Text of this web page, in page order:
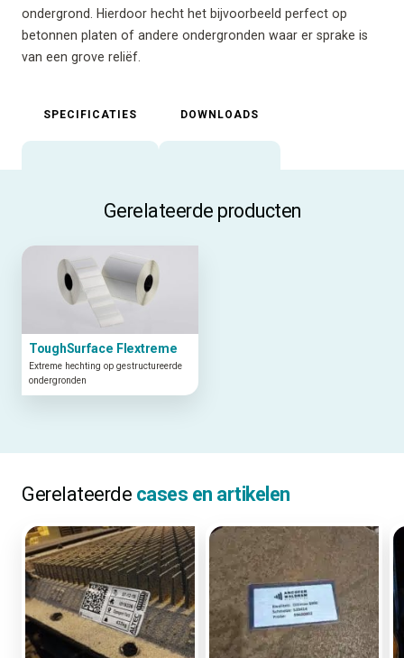
ondergrond. Hierdoor hecht het bijvoorbeeld perfect op
betonnen platen of andere ondergronden waar er sprake is
van een grove reliëf.
SPECIFICATIES DOWNLOADS
ToughSurface Flextreme
Extreme hechting op gestructureerde
ondergronden